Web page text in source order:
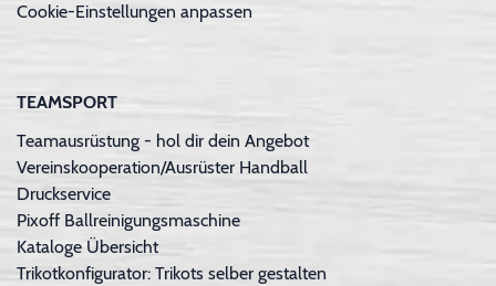
Cookie-Einstellungen anpassen
TEAMSPORT
Teamausrüstung - hol dir dein Angebot
Vereinskooperation/Ausrüster Handball
Druckservice
Pixoff Ballreinigungsmaschine
Kataloge Übersicht
Trikotkonfigurator: Trikots selber gestalten